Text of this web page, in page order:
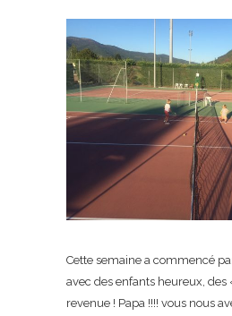
Cette semaine a commencé
avec des enfants heureux, des
revenue ! Papa !!!! vous nous